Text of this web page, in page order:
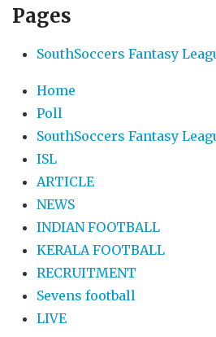
Pages
SouthSoccers Fantasy
Home
Poll
SouthSoccers Fantasy
ISL
ARTICLE
NEWS
INDIAN FOOTBALL
KERALA FOOTBALL
RECRUITMENT
Sevens football
LIVE